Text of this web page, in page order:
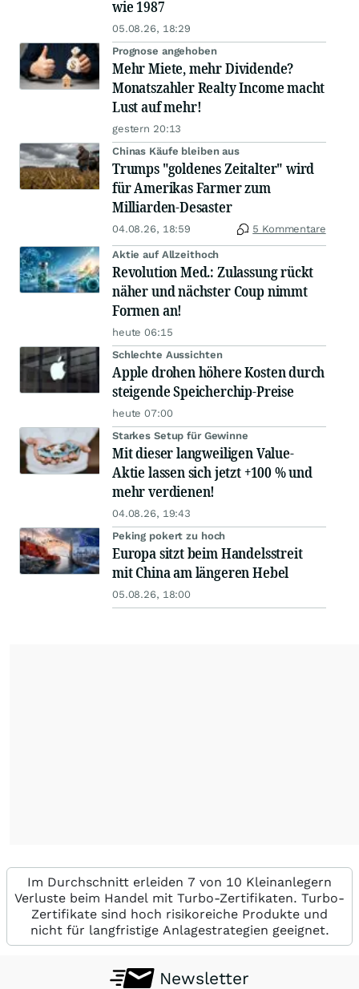
wie 1987
05.08.26, 18:29
Prognose angehoben
Mehr Miete, mehr Dividende?
Monatszahler Realty Income macht
Lust auf mehr!
gestern 20:13
Chinas Käufe bleiben aus
Trumps "goldenes Zeitalter" wird
für Amerikas Farmer zum
Milliarden-Desaster
04.08.26, 18:59 5 Kommentare
Aktie auf Allzeithoch
Revolution Med.: Zulassung rückt
näher und nächster Coup nimmt
Formen an!
heute 06:15
Schlechte Aussichten
Apple drohen höhere Kosten durch
steigende Speicherchip-Preise
heute 07:00
Starkes Setup für Gewinne
Mit dieser langweiligen Value-
Aktie lassen sich jetzt +100 % und
mehr verdienen!
04.08.26, 19:43
Peking pokert zu hoch
Europa sitzt beim Handelsstreit
mit China am längeren Hebel
05.08.26, 18:00
Im Durchschnitt erleiden 7 von 10 Kleinanlegern
Verluste beim Handel mit Turbo-Zertifikaten. Turbo-
Zertifikate sind hoch risikoreiche Produkte und
nicht für langfristige Anlagestrategien geeignet.
Newsletter